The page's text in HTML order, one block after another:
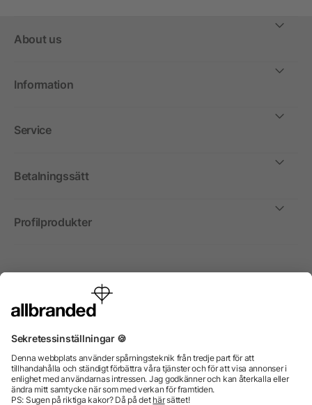
About us
Information
Service
Betalningssätt
Profilprodukter
Internationellt